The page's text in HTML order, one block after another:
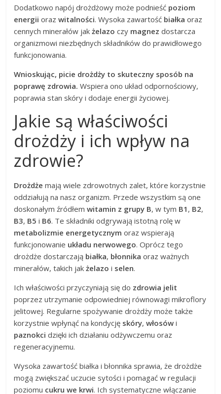
Dodatkowo napój drożdżowy może podnieść poziom
energii orazwitalności. Wysoka zawartość białka oraz
cennych minerałów jakżelazo czy magnez dostarcza
organizmowi niezbędnych składników do prawidłowego
funkcjonowania.
Wnioskując, picie drożdży to skuteczny sposób na
poprawę zdrowia. Wspiera ono układ odpornościowy,
poprawia stan skóry i dodaje energii życiowej.
Jakie są właściwości
drożdży i ich wpływ na
zdrowie?
Drożdże mają wiele zdrowotnych zalet, które korzystnie
oddziałują na nasz organizm. Przede wszystkim są one
doskonałym źródłemwitamin z grupy B, w tym B1 , B2,
B3, B5 i B6. Te składniki odgrywają istotną rolę w
metabolizmie energetycznym oraz wspierają
funkcjonowanie układu nerwowego. Oprócz tego
drożdże dostarczają białka, błonnika oraz ważnych
minerałów, takich jakżelazo i selen.
Ich właściwości przyczyniają się do zdrowia jelit
poprzez utrzymanie odpowiedniej równowagi mikroflory
jelitowej. Regularne spożywanie drożdży może także
korzystnie wpłynąć na kondycję skóry,włosów i
paznokci dzięki ich działaniu odżywczemu oraz
regeneracyjnemu.
Wysoka zawartość białka i błonnika sprawia, że drożdże
mogą zwiększać uczucie sytości i pomagać w regulacji
poziomu cukru we krwi. Ich systematyczne włączanie